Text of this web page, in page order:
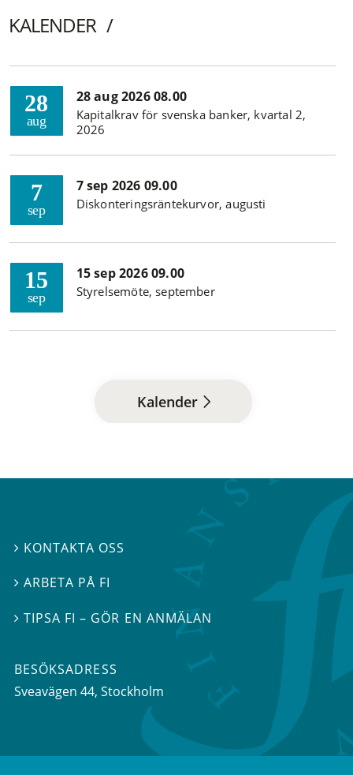
KALENDER
28
aug
28 aug 2026 08.00
Kapitalkrav för svenska banker, kvartal 2,
2026
7
sep
7 sep 2026 09.00
Diskonteringsräntekurvor, augusti
15
sep
15 sep 2026 09.00
Styrelsemöte, september
Kalender
 KONTAKTA OSS
ARBETA PÅ FI
TIPSA FI – GÖR EN ANMÄLAN
BESÖKSADRESS
Sveavägen 44, Stockholm